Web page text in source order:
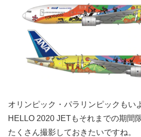
オリンピック・パラリンピックもい
HELLO 2020 JETもそれまでの期間
たくさん撮影しておきたいですね。